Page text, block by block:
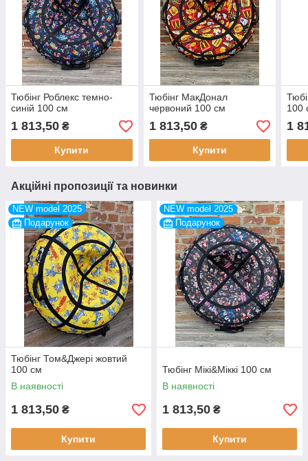
Тюбінг Роблекс темно-
синій 100 см
1 813,50 ₴
Купити
Тюбінг МакДонал
червоний 100 см
1 813,50₴
Купити
100
1
Акційні пропозиції та новинки
NEW model 2025
Подарунок
Тюбінг Том&Джері жовтий
100 см
В наявності
1 813,50 ₴
Купити
NEW model 2025
Подарунок
Тюбінг Мікі&Міккі 100 см
В наявності
1 813,50 ₴
Купити